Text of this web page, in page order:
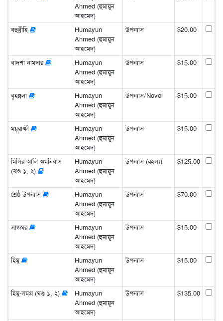
Ahmed (হুমায়ূন
আহমেদ)
বহুব্রীহি
Humayun
Ahmed (হুমায়ূন
আহমেদ)
উপন্যাস $20.00
বাদশা নামদার
Humayun
Ahmed (হুমায়ূন
আহমেদ)
উপন্যাস $15.00
বৃহন্নলা
Humayun
Ahmed (হুমায়ূন
আহমেদ)
উপন্যাস/Novel $15.00
ময়ূরাক্ষী
Humayun
Ahmed (হুমায়ূন
আহমেদ)
উপন্যাস $15.00
মিসির আলি অমনিবাস
(খণ্ড ১, ২)
Humayun
Ahmed (হুমায়ূন
আহমেদ)
উপন্যাস (রহস্য) $125.00
শ্রেষ্ঠ উপন্যাস
Humayun
Ahmed (হুমায়ূন
আহমেদ)
উপন্যাস $70.00
সাজঘর
Humayun
Ahmed (হুমায়ূন
আহমেদ)
উপন্যাস $15.00
হিমু
Humayun
Ahmed (হুমায়ূন
আহমেদ)
উপন্যাস $15.00
হিমু-সমগ্র (খণ্ড ১, ২)
Humayun
Ahmed (হুমায়ূন
আহমেদ)
উপন্যাস $135.00